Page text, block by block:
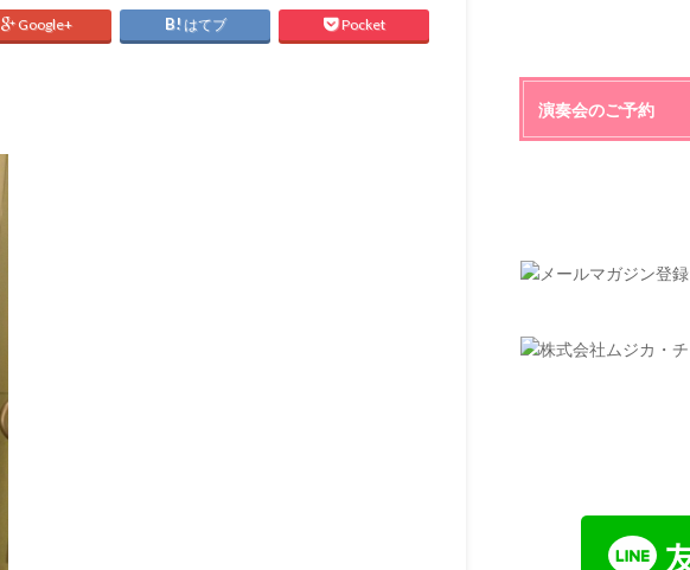
Google+ はてブ Pocket
演奏会のご予約